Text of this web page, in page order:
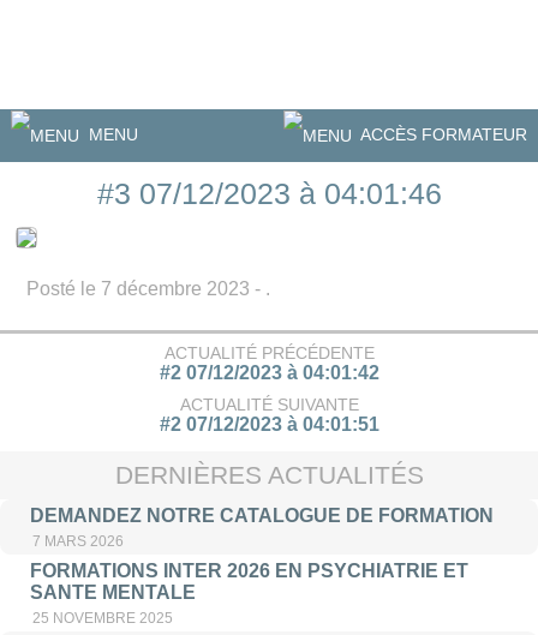
MENU ACCÈS FORMATEUR
#3 07/12/2023 à 04:01:46
Posté le 7 décembre 2023 - .
ACTUALITÉ PRÉCÉDENTE
#2 07/12/2023 à 04:01:42
ACTUALITÉ SUIVANTE
#2 07/12/2023 à 04:01:51
DERNIÈRES ACTUALITÉS
DEMANDEZ NOTRE CATALOGUE DE FORMATION
7 MARS 2026
FORMATIONS INTER 2026 EN PSYCHIATRIE ET
SANTE MENTALE
25 NOVEMBRE 2025